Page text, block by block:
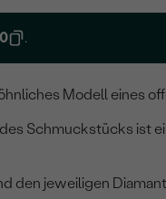
.
Modell eines
Schmuckstücks ist
den jeweiligen